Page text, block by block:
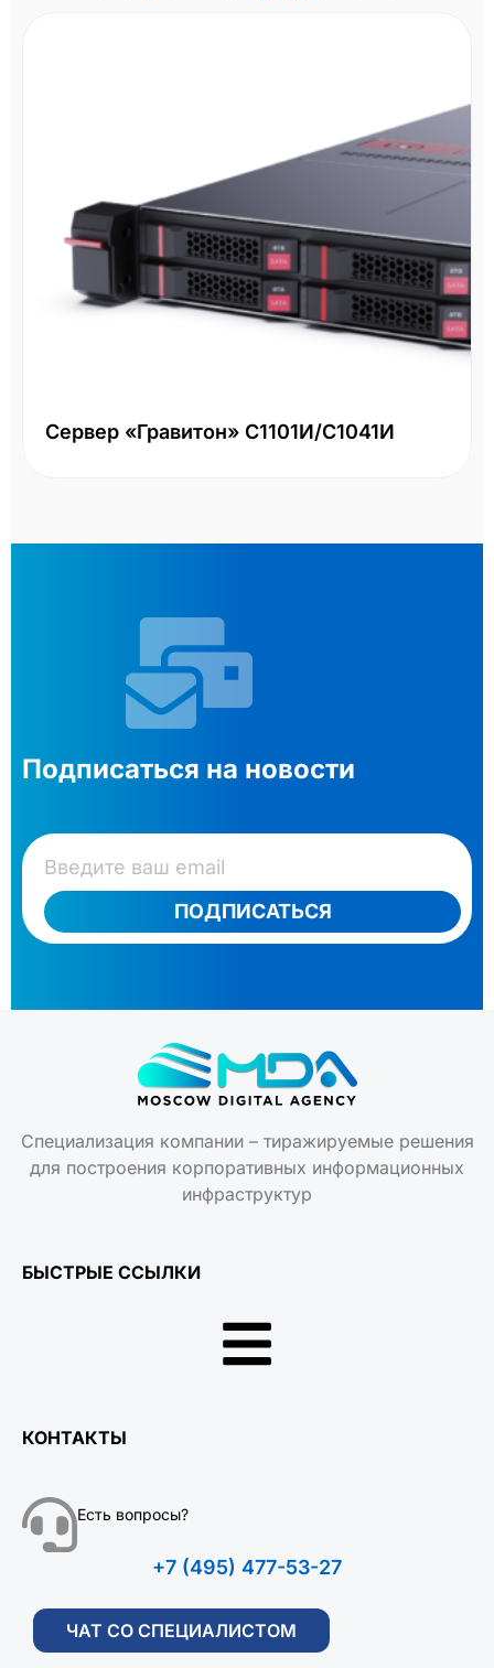
Сервер «Гравитон» С1101И/С1041И
Подписаться на новости
ПОДПИСАТЬСЯ
Специализация компании – тиражируемые решения
для построения корпоративных информационных
инфраструктур
БЫСТРЫЕ ССЫЛКИ
КОНТАКТЫ
Есть вопросы?
+7 (495) 477-53-27
ЧАТ СО СПЕЦИАЛИСТОМ